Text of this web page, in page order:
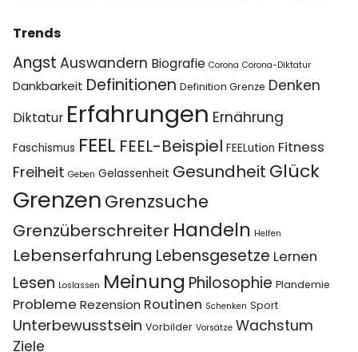
Trends
Angst Auswandern Biografie Corona Corona-Diktatur
Dankbarkeit Definitionen Definition Grenze Denken
Diktatur Erfahrungen Ernährung
Faschismus FEEL FEEL-Beispiel FEELution Fitness
Freiheit Geben Gelassenheit Gesundheit Glück
Grenzen Grenzsuche
Grenzüberschreiter Handeln Helfen
Lebenserfahrung Lebensgesetze Lernen
Lesen Loslassen Meinung Philosophie Plandemie
Probleme Rezension Routinen Schenken Sport
Unterbewusstsein Vorbilder Vorsätze Wachstum
Ziele